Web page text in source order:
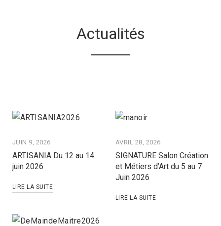
Actualités
JUIN 9, 2026
ARTISANIA Du 12 au 14
juin 2026
LIRE LA SUITE
AVRIL 28, 2026
SIGNATURE Salon Création
et Métiers d’Art du 5 au 7
Juin 2026
LIRE LA SUITE